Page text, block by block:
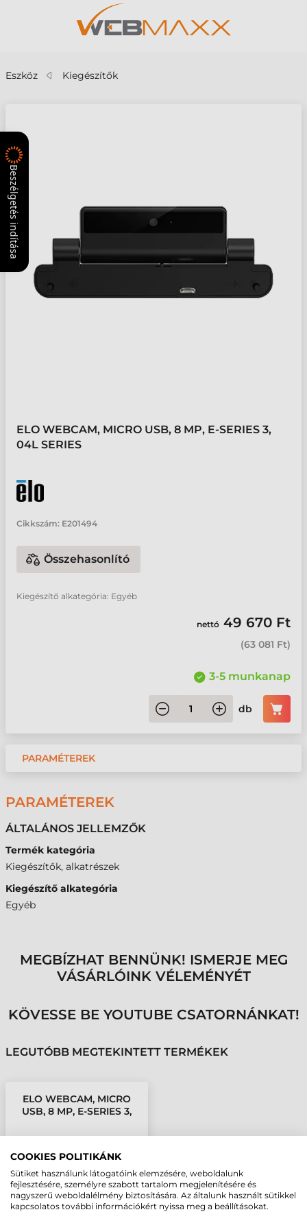
Eszköz Kiegészítők
ELO WEBCAM, MICRO USB, 8 MP, E-SERIES 3,
04L SERIES
Cikkszám: E201494
Összehasonlító
Kiegészítő alkategória: Egyéb
nettó 49 670 Ft
(63 081 Ft)
3-5 munkanap
db
PARAMÉTEREK
PARAMÉTEREK
ÁLTALÁNOS JELLEMZŐK
Termék kategória
Kiegészítők, alkatrészek
Kiegészítő alkategória
Egyéb
MEGBÍZHAT BENNÜNK! ISMERJE MEG
VÁSÁRLÓINK VÉLEMÉNYÉT
KÖVESSE BE YOUTUBE CSATORNÁNKAT!
LEGUTÓBB MEGTEKINTETT TERMÉKEK
ELO WEBCAM, MICRO
USB, 8 MP, E-SERIES 3,
Beszélgetés indítása
COOKIES POLITIKÁNK
Sütiket használunk látogatóink elemzésére, weboldalunk
fejlesztésére, személyre szabott tartalom megjelenítésére és
nagyszerű weboldalélmény biztosítására. Az általunk használt sütikkel
kapcsolatos további információkért nyissa meg a beállításokat.